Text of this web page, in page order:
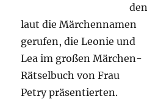
den
laut die Märchennamen
gerufen, die Leonie und
Lea im großen Märchen-
Rätselbuch von Frau
Petry präsentierten.